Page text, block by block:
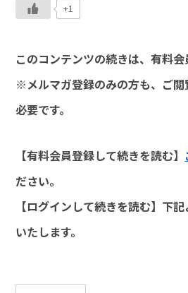
+1
このコンテンツの続きは、有料会
※メルマガ登録のみの方も、ご
必要です。
【有料会員登録して続きを読む】
ださい。
【ログインして続きを読む】下
いたします。